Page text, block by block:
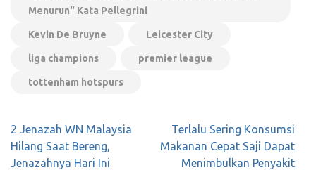
Menurun" Kata Pellegrini
Kevin De Bruyne Leicester City
liga champions premier league
tottenham hotspurs
Navigasi
pos
2 Jenazah WN Malaysia
Hilang Saat Bereng,
Jenazahnya Hari Ini
Terlalu Sering Konsumsi
Makanan Cepat Saji Dapat
Menimbulkan Penyakit